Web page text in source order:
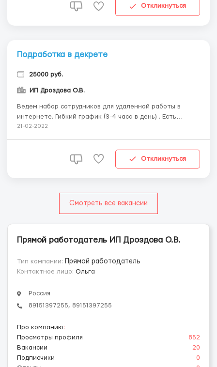
и вложений. Бесплатное он-лайн обучение. ...
Откликнуться
Подработка в декрете
25000 руб.
ИП Дроздова О.В.
Ведем набор сотрудников для удаленной работы в
интернете. Гибкий график (3-4 часа в день) . Есть
возможность совмещения с другими видами заработка.
Трудолюбие и позитивность. Условия...
21-02-2022
Откликнуться
Смотреть все вакансии
Прямой работодатель ИП Дроздова О.В.
Тип компании:
Прямой работодатель
Контактное лицо: Ольга
Россия
89151397255, 89151397255
Про компанию:
Просмотры профиля
852
Вакансии
20
Подписчики
0